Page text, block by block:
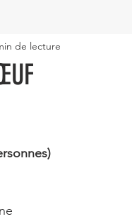
de lecture